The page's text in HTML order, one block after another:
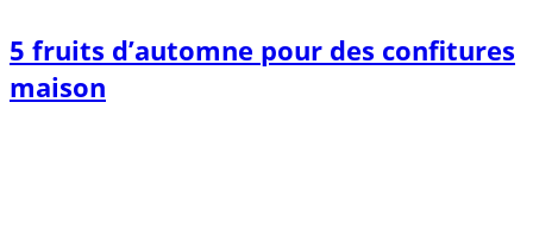
5 fruits d’automne pour des confitures
maison